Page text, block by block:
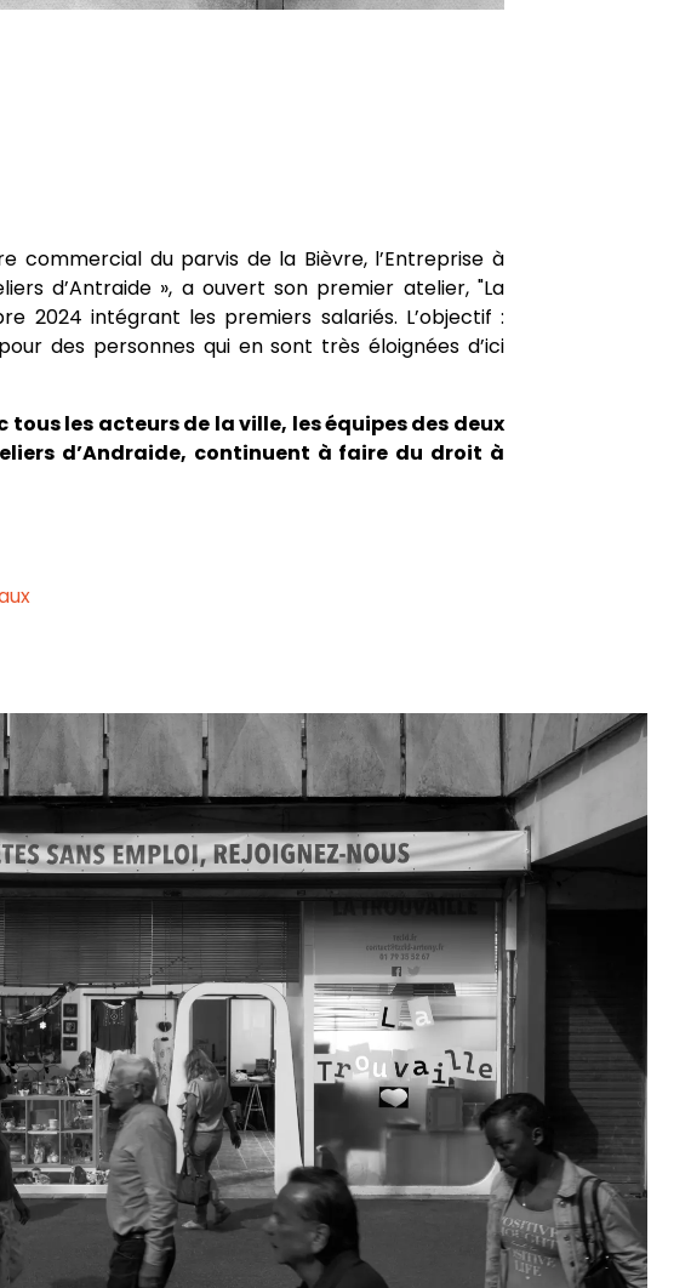
commercial du parvis de la Bièvre, l’Entreprise à
d’Antraide », a ouvert son premier atelier, "La
2024 intégrant les premiers salariés. L’objectif :
des personnes qui en sont très éloignées d’ici
tous les acteurs de la ville, les équipes des deux
d’Andraide, continuent à faire du droit à